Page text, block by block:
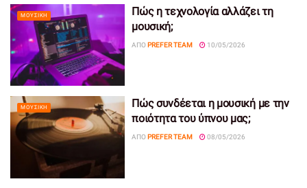
ΜΟΥΣΙΚΉ
Πώς η τεχνολογία αλλάζει τη
μουσική;
ΑΠΌ PREFER TEAM 10/05/2026
ΜΟΥΣΙΚΉ
Πώς συνδέεται η μουσική με την
ποιότητα του ύπνου μας;
ΑΠΌ PREFER TEAM 08/05/2026